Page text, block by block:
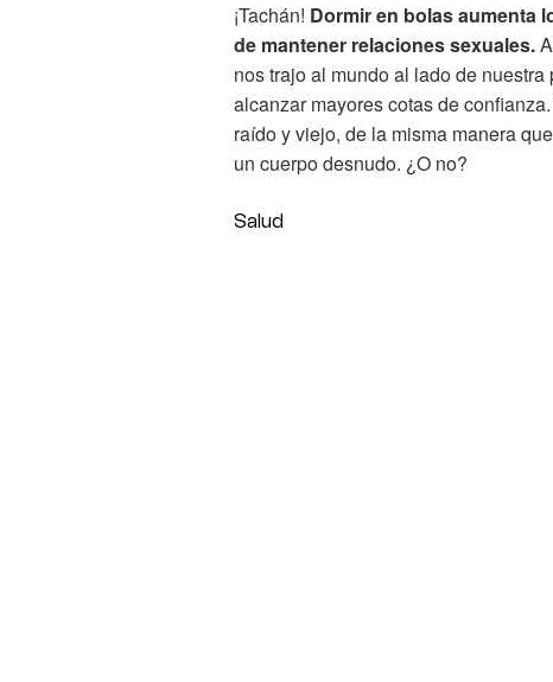
¡Tachán! Dormir en bolas aumenta
de mantener relaciones sexuales.
nos trajo al mundo al lado de
alcanzar mayores cotas de
raído y viejo, de la misma manera
un cuerpo desnudo. ¿O no?
Salud